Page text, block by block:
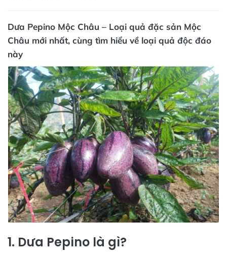
Dưa Pepino Mộc Châu – Loại quả đặc sản Mộc
Châu mới nhất, cùng tìm hiểu về loại quả độc đáo
này
1. Dưa Pepino là gì?